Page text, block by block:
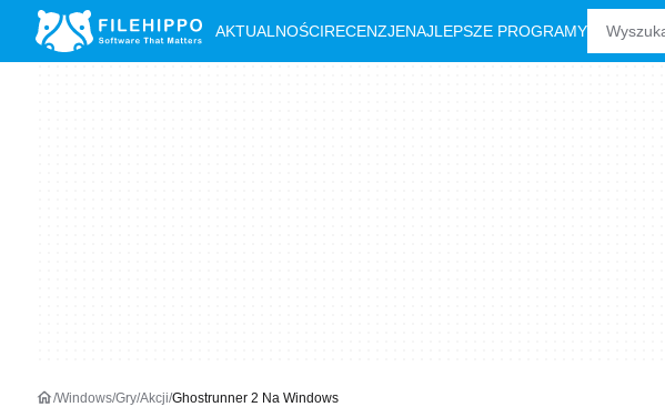
AKTUALNOŚCIRECENZJENAJLEPSZE PROGRAMY
Windows Gry Akcji Ghostrunner 2 Na Windows